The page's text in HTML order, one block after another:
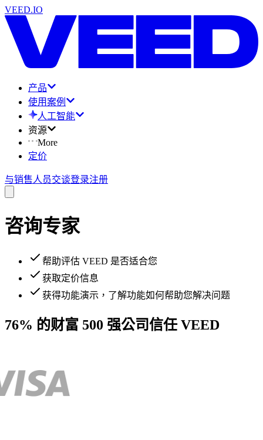
VEED.IO
产品
使用案例
人工智能
资源
More
定价
与销售人员交谈登录注册
咨询专家
帮助评估 VEED 是否适合您
获取定价信息
获得功能演示，了解功能如何帮助您解决问题
76% 的财富 500 强公司信任 VEED